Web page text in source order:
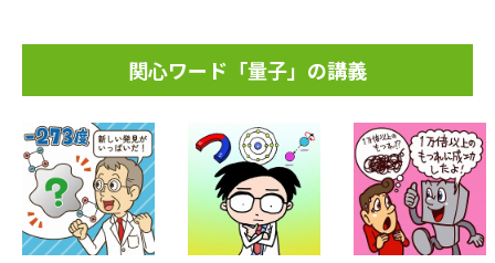
関心ワード「量子」の講義